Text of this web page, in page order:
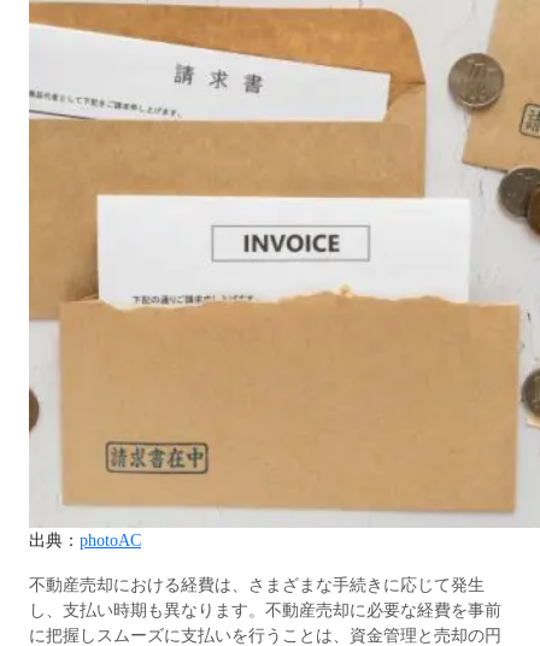
出典： photoAC
不動産売却における経費は、さまざまな手続きに応じて発生
し、支払い時期も異なります。不動産売却に必要な経費を事前
に把握しスムーズに支払いを行うことは、資金管理と売却の円